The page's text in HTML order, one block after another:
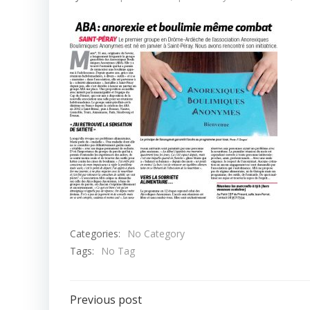
Categories:
No Category
Tags:
No Tag
Previous post